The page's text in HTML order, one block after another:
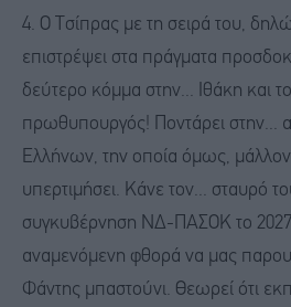
4. Ο Τσίπρας με τη σειρά του,
επιστρέψει στα πράγματα
δεύτερο κόμμα στην... Ιθάκη και το
πρωθυπουργός! Ποντάρει στην...
Ελλήνων, την οποία όμως, μάλλον
υπερτιμήσει. Κάνε τον... σταυρό
συγκυβέρνηση ΝΔ-ΠΑΣΟΚ το 2027
αναμενόμενη φθορά να μας
Φάντης μπαστούνι. Θεωρεί ότι